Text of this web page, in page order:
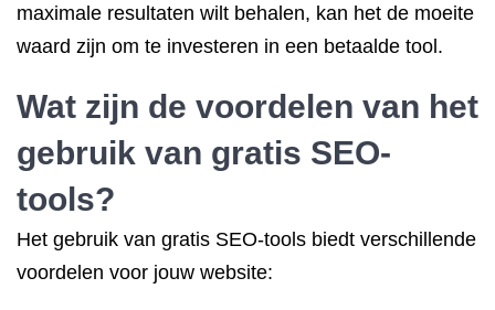
maximale resultaten wilt behalen, kan het de moeite
waard zijn om te investeren in een betaalde tool.
Wat zijn de voordelen van het
gebruik van gratis SEO-
tools?
Het gebruik van gratis SEO-tools biedt verschillende
voordelen voor jouw website: